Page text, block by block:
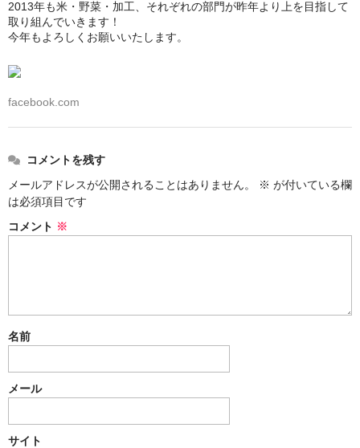
商品一覧
年間予約
うるち米
もち米
古代米
お買物ガイド
ご注文方法
2013年も米・野菜・加工、それぞれの部門が昨年より上を目指して
取り組んでいきます！
今年もよろしくお願いいたします。
facebook.com
コメントを残す
メールアドレスが公開されることはありません。
※ が付いている欄
は必須項目です
コメント ※
名前
メール
サイト